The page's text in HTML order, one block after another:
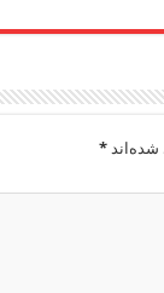
شده‌اند*